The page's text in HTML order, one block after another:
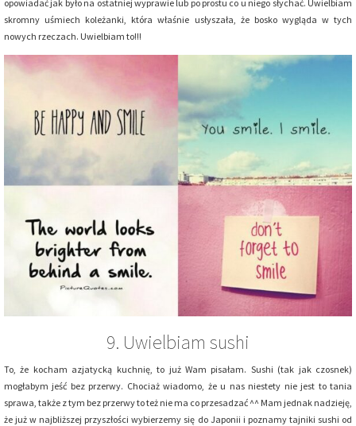
opowiadać jak było na ostatniej wyprawie lub po prostu co u niego słychać. Uwielbiam
skromny uśmiech koleżanki, która właśnie usłyszała, że bosko wygląda w tych
nowych rzeczach. Uwielbiam to!!!
9. Uwielbiam sushi
To, że kocham azjatycką kuchnię, to już Wam pisałam. Sushi (tak jak czosnek)
mogłabym jeść bez przerwy. Chociaż wiadomo, że u nas niestety nie jest to tania
sprawa, także z tym bez przerwy to też nie ma co przesadzać ^^ Mam jednak nadzieję,
że już w najbliższej przyszłości wybierzemy się do Japonii i poznamy tajniki sushi od